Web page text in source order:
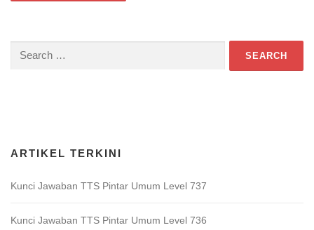
Search
ARTIKEL TERKINI
Kunci Jawaban TTS Pintar Umum Level 737
Kunci Jawaban TTS Pintar Umum Level 736